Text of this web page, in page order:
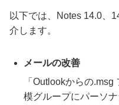
以下では、Notes 14.0、
介します。
メールの改善
「Outlookからの
模グループにパーソ